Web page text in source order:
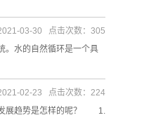
水的自然循环是一个具
03-30 点击次数：305
发展趋势是怎样的呢？ 1.
02-23 点击次数：224